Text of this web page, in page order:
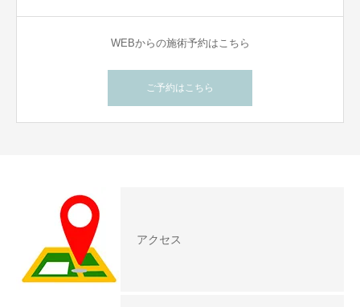
WEBからの施術予約はこちら
ご予約はこちら
アクセス